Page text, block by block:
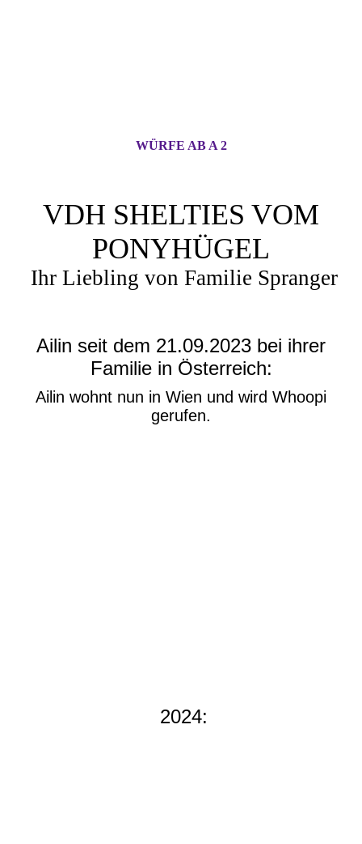
WÜRFE AB A 2
VDH SHELTIES VOM
PONYHÜGEL
Ihr Liebling von Familie Spranger
Ailin seit dem 21.09.2023 bei ihrer
Familie in Österreich:
Ailin wohnt nun in Wien und wird Whoopi
gerufen.
2024: